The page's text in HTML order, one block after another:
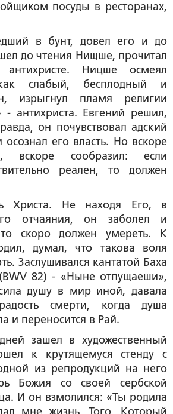
посуды в ресторанах,
в бунт, довел его и до
до чтения Нищше, прочитал
Ницше осмеял
как слабый, бесплодный и
изрыгнул пламя религии
- антихриста. Евгений решил,
он почувствовал адский
осознал его власть. Но вскоре
вскоре сообразил: если
реален, то должен
Христа. Не находя Его, в
отчаяния, он заболел и
скоро должен умереть. К
думал, что такова воля
Заслушивался кантатой Баха
82) - «Ныне отпущаеши»,
душу в мир иной, давала
радость смерти, когда душа
и переносится в Рай.
зашел в художественный
к крутящемуся стенду с
из репродукций на него
Божия со своей сербской
И он взмолился: «Ты родила
мне жизнь, Того, Который